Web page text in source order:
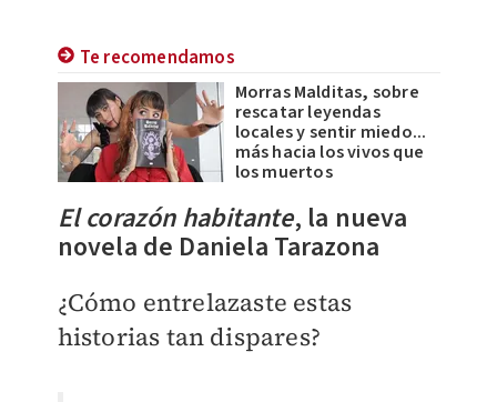
Te recomendamos
Morras Malditas, sobre
rescatar leyendas
locales y sentir miedo...
más hacia los vivos que
los muertos
El corazón habitante, la nueva
novela de Daniela Tarazona
¿Cómo entrelazaste estas
historias tan dispares?